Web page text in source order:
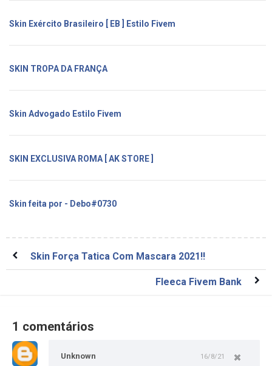
Skin Exército Brasileiro [ EB ] Estilo Fivem
SKIN TROPA DA FRANÇA
Skin Advogado Estilo Fivem
SKIN EXCLUSIVA ROMA [ AK STORE ]
Skin feita por - Debo#0730
Skin Força Tatica Com Mascara 2021!!
Fleeca Fivem Bank
1 comentários
Unknown 16/8/21